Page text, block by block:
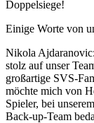
Doppelsiege!
Einige Worte von
Nikola
stolz auf unser
großartige SVS-
möchte mich von
Spieler, bei
Back-up-Team